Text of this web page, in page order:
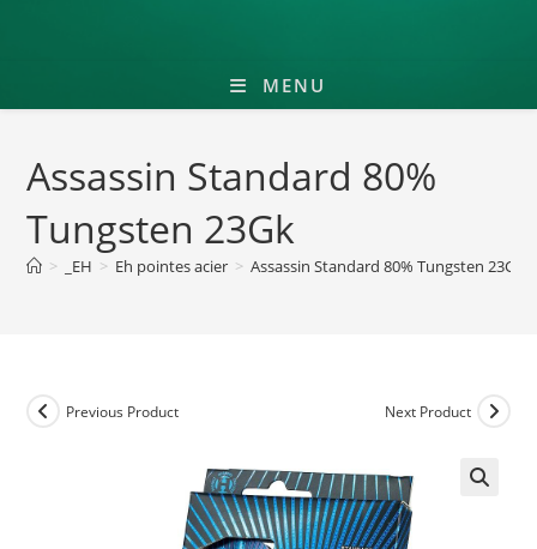
MENU
Assassin Standard 80%
Tungsten 23Gk
> _EH > Eh pointes acier > Assassin Standard 80% Tungsten 23Gk
Previous Product Next Product